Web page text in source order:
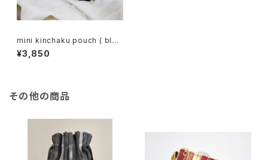
mini kinchaku pouch ( blac
k / silver )
¥3,850
その他の商品